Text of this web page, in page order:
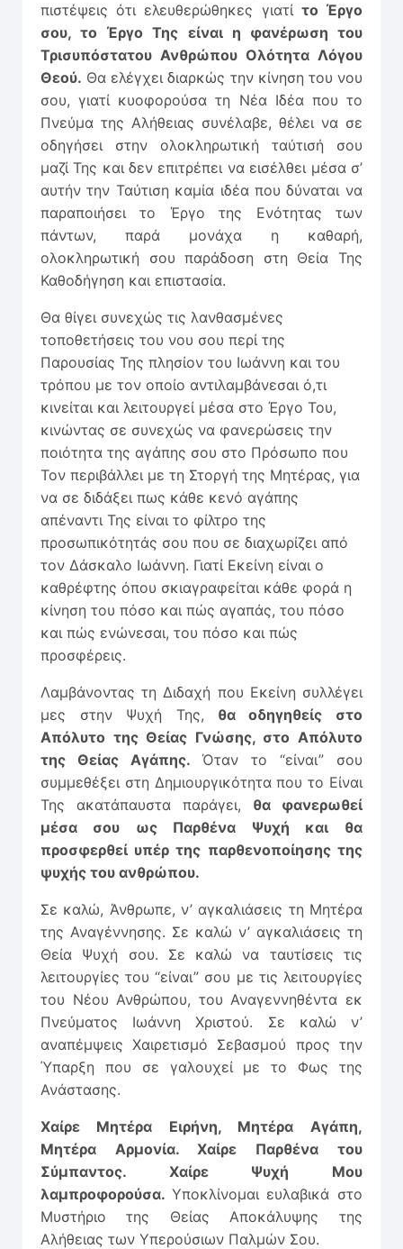
πιστέψεις ότι ελευθερώθηκες γιατί το Έργο
σου, το Έργο Της είναι η φανέρωση του
Τρισυπόστατου Ανθρώπου Ολότητα Λόγου
Θεού. Θα ελέγχει διαρκώς την κίνηση του νου
σου, γιατί κυοφορούσα τη Νέα Ιδέα που το
Πνεύμα της Αλήθειας συνέλαβε, θέλει να σε
οδηγήσει στην ολοκληρωτική ταύτισή σου
μαζί Της και δεν επιτρέπει να εισέλθει μέσα σ’
αυτήν την Ταύτιση καμία ιδέα που δύναται να
παραποιήσει το Έργο της Ενότητας των
πάντων, παρά μονάχα η καθαρή,
ολοκληρωτική σου παράδοση στη Θεία Της
Καθοδήγηση και επιστασία.
Θα θίγει συνεχώς τις λανθασμένες
τοποθετήσεις του νου σου περί της
Παρουσίας Της πλησίον του Ιωάννη και του
τρόπου με τον οποίο αντιλαμβάνεσαι ό,τι
κινείται και λειτουργεί μέσα στο Έργο Του,
κινώντας σε συνεχώς να φανερώσεις την
ποιότητα της αγάπης σου στο Πρόσωπο που
Τον περιβάλλει με τη Στοργή της Μητέρας, για
να σε διδάξει πως κάθε κενό αγάπης
απέναντι Της είναι το φίλτρο της
προσωπικότητάς σου που σε διαχωρίζει από
τον Δάσκαλο Ιωάννη. Γιατί Εκείνη είναι ο
καθρέφτης όπου σκιαγραφείται κάθε φορά η
κίνηση του πόσο και πώς αγαπάς, του πόσο
και πώς ενώνεσαι, του πόσο και πώς
προσφέρεις.
Λαμβάνοντας τη Διδαχή που Εκείνη συλλέγει
μες στην Ψυχή Της, θα οδηγηθείς στο
Απόλυτο της Θείας Γνώσης, στο Απόλυτο
της Θείας Αγάπης. Όταν το “είναι” σου
συμμεθέξει στη Δημιουργικότητα που το Είναι
Της ακατάπαυστα παράγει, θα φανερωθεί
μέσα σου ως Παρθένα Ψυχή και θα
προσφερθεί υπέρ της παρθενοποίησης της
ψυχής του ανθρώπου.
Σε καλώ, Άνθρωπε, ν’ αγκαλιάσεις τη Μητέρα
της Αναγέννησης. Σε καλώ ν’ αγκαλιάσεις τη
Θεία Ψυχή σου. Σε καλώ να ταυτίσεις τις
λειτουργίες του “είναι” σου με τις λειτουργίες
του Νέου Ανθρώπου, του Αναγεννηθέντα εκ
Πνεύματος Ιωάννη Χριστού. Σε καλώ ν’
αναπέμψεις Χαιρετισμό Σεβασμού προς την
Ύπαρξη που σε γαλουχεί με το Φως της
Ανάστασης.
Χαίρε Μητέρα Ειρήνη, Μητέρα Αγάπη,
Μητέρα Αρμονία. Χαίρε Παρθένα του
Σύμπαντος. Χαίρε Ψυχή Μου
λαμπροφορούσα. Υποκλίνο­μαι ευλαβικά στο
Μυστήριο της Θείας Αποκάλυψης της
Αλήθειας των Υπερούσιων Παλμών Σου.